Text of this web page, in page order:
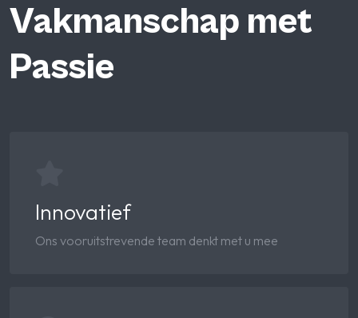
Vakmanschap met
Passie
Innovatief
Ons vooruitstrevende team denkt met u mee